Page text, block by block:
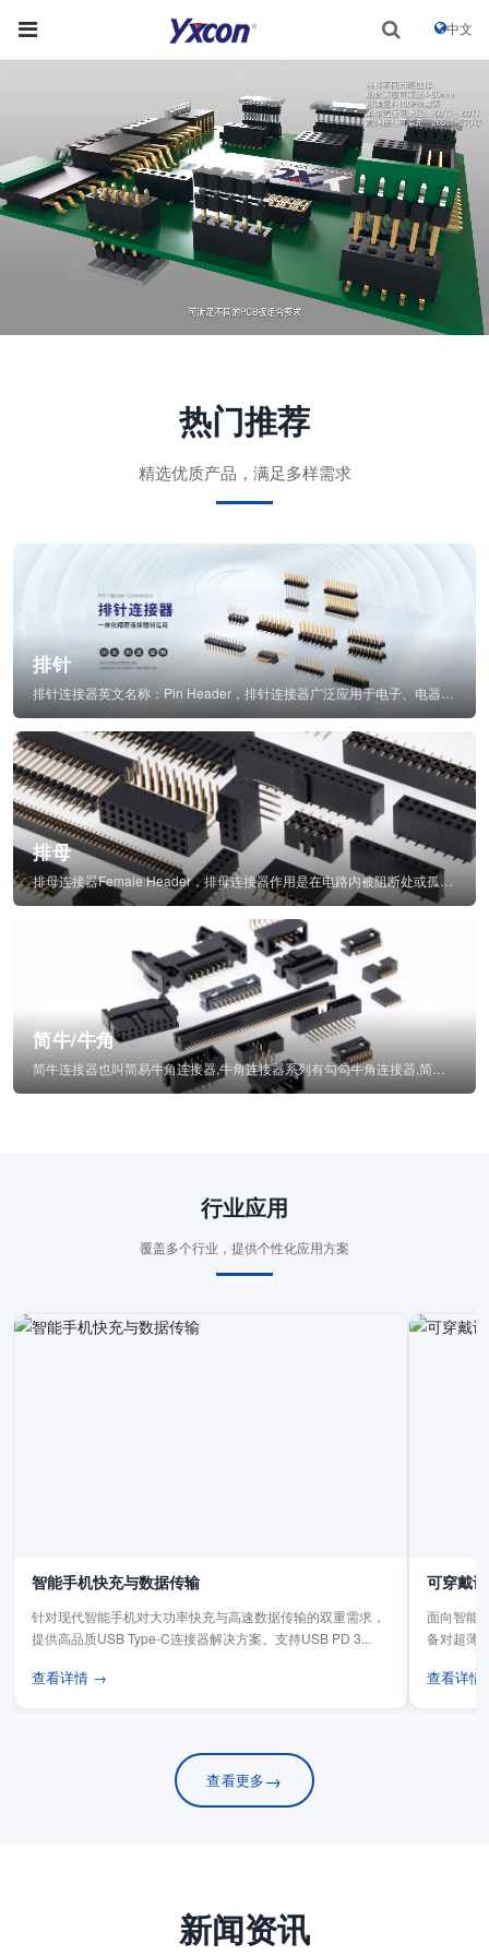
中文
热门推荐
精选优质产品，满足多样需求
排针
排母
排母连接器Female Header，排母连接器作用是在电路内被阻断处或孤立不通...
简牛/牛角
行业应用
覆盖多个行业，提供个性化应用方案
智能手机快充与数据传输
针对现代智能手机对大功率快充与高速数据传输的双重需求，
提供高品质USB Type-C连接器解决方案。支持USB PD 3...
查看详情 →
可穿戴
面向智能
备对超薄
查看详
查看更多→
新闻资讯